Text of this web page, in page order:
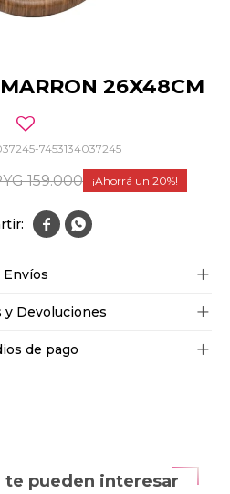
26X48CM
7453134037245
159.000 20
 
Envíos
y Devoluciones
de pago
te pueden interesar